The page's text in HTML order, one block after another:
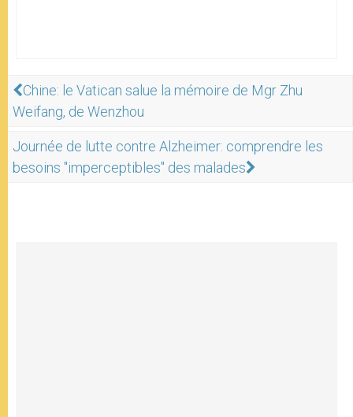
Chine: le Vatican salue la mémoire de Mgr Zhu
Weifang, de Wenzhou
Journée de lutte contre Alzheimer: comprendre les
besoins "imperceptibles" des malades